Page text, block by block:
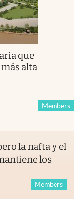
que
más alta
Members
la nafta y el
los
Members